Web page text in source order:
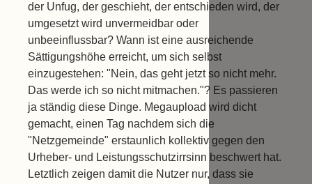
der Unfug, der geschieht, der entschieden wird, der
umgesetzt wird unvermeidbar oder
unbeeinflussbar? Wann ist eine ausreichende
Sättigungshöhe erreicht, um sich selbst
einzugestehen: "Nein, das geht jetzt so nicht mehr.
Das werde ich so nicht mitmachen."? Es passieren
ja ständig diese Dinge. Megaupload wird dicht
gemacht, einen Tag nachdem sich die
"Netzgemeinde" erstaunlich kollektiv gegen den
Urheber- und Leistungsschutzirrsinn beschwert hat.
Letztlich zeigen damit die Nutzer nur, dass sie